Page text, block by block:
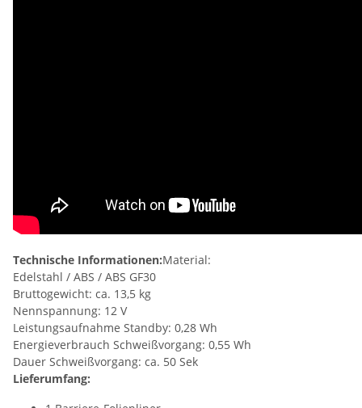
Technische Informationen:Material:
Edelstahl / ABS / ABS GF30
Bruttogewicht: ca. 13,5 kg
Nennspannung: 12 V
Leistungsaufnahme Standby: 0,28 Wh
Energieverbrauch Schweißvorgang: 0,55 Wh
Dauer Schweißvorgang: ca. 50 Sek
Lieferumfang: